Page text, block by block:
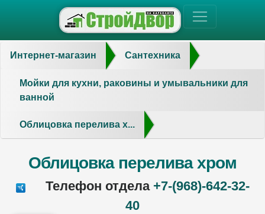
Интернет-магазин Сантехника
Мойки для кухни, раковины и умывальники для
ванной
Облицовка перелива х...
Облицовка перелива хром
Телефон отдела +7-(968)-642-32-
40